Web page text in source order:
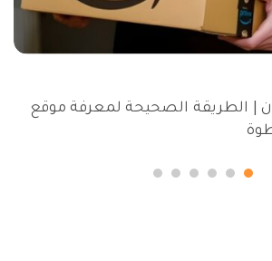
| الطريقة الصحيحة لمعرفة موقع